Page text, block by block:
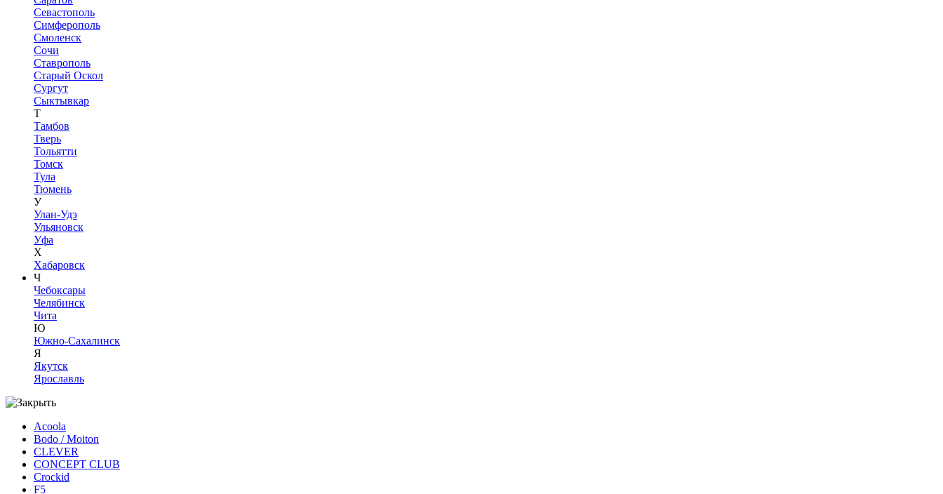
Севастополь
Симферополь
Смоленск
Сочи
Ставрополь
Старый Оскол
Сургут
Сыктывкар
Т
Тамбов
Тверь
Тольятти
Томск
Тула
Тюмень
У
Улан-Удэ
Ульяновск
Уфа
Х
Хабаровск
Ч
Чебоксары
Челябинск
Чита
Ю
Южно-Сахалинск
Я
Якутск
Ярославль
Acoola
Bodo / Moiton
CLEVER
CONCEPT CLUB
Crockid
F5